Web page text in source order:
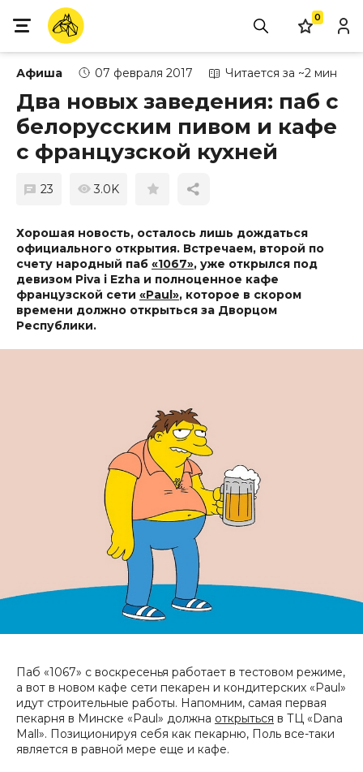
0
Афиша 07 февраля 2017 Читается за ~2 мин
Два новых заведения: паб с
белорусским пивом и кафе
с французской кухней
23 3.0K
Хорошая новость, осталось лишь дождаться
официального открытия. Встречаем, второй по
счету народный паб «1067», уже открылся под
девизом Piva i Ezha и полноценное кафе
французской сети «Paul», которое в скором
времени должно открыться за Дворцом
Республики.
Паб «1067» с воскресенья работает в тестовом режиме,
а вот в новом кафе сети пекарен и кондитерских «Paul»
идут строительные работы. Напомним, самая первая
пекарня в Минске «Paul» должна открыться в ТЦ «Dana
Mall». Позиционируя себя как пекарню, Поль все-таки
является в равной мере еще и кафе.